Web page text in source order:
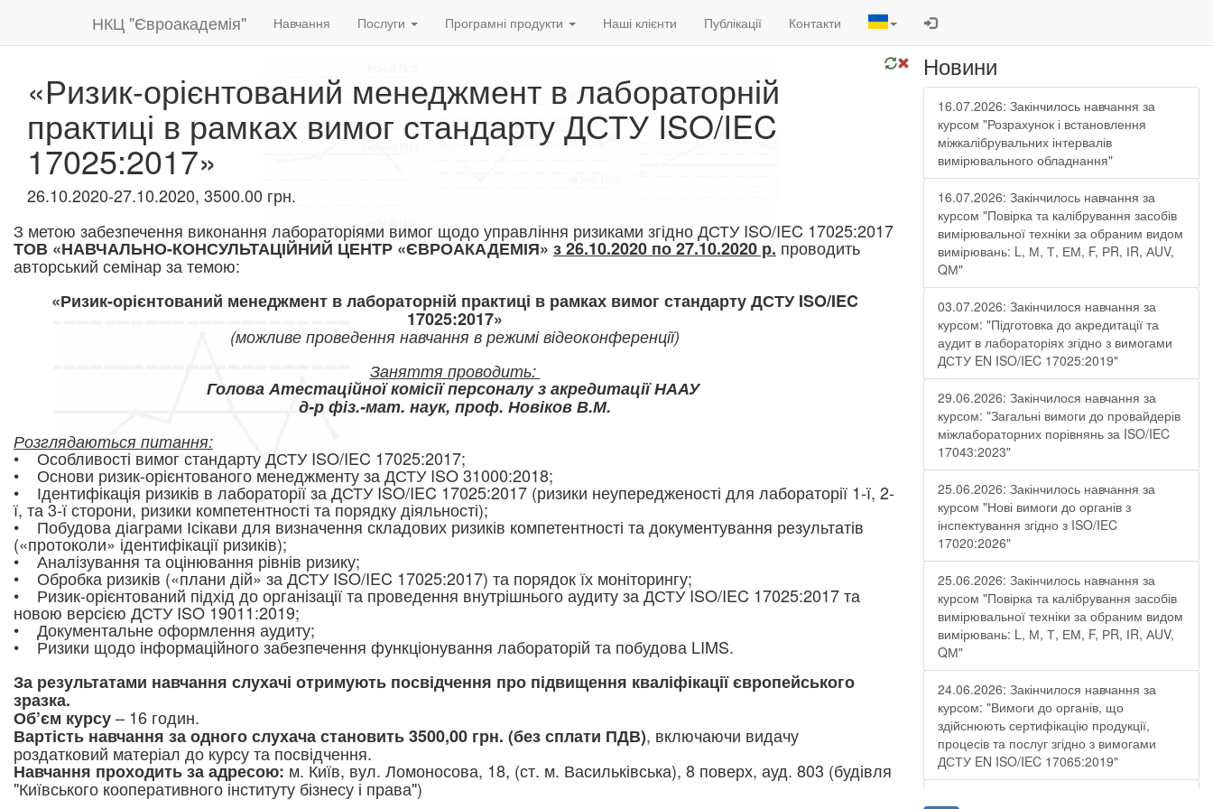
НКЦ "Євроакадемія" Навчання Послуги Програмні продукти Наші клієнти Публікації Контакти
«Ризик-орієнтований менеджмент в лабораторній
практиці в рамках вимог стандарту ДСТУ ISO/IEC
17025:2017»
26.10.2020-27.10.2020, 3500.00 грн.
З метою забезпечення виконання лабораторіями вимог щодо управління ризиками згідно ДСТУ ISO/IEC 17025:2017
ТОВ «НАВЧАЛЬНО-КОНСУЛЬТАЦІЙНИЙ ЦЕНТР «ЄВРОАКАДЕМІЯ» з 26.10.2020 по 27.10.2020 р. проводить
авторський семінар за темою:
«Ризик-орієнтований менеджмент в лабораторній практиці в рамках вимог стандарту ДСТУ ISO/IEC
17025:2017»
(можливе проведення навчання в режимі відеоконференції)
Заняття проводить:
Голова Атестаційної комісії персоналу з акредитації НААУ
д-р фіз.-мат. наук, проф. Новіков В.М.
Розглядаються питання:
• Особливості вимог стандарту ДСТУ ISO/IEC 17025:2017;
• Основи ризик-орієнтованого менеджменту за ДСТУ ISO 31000:2018;
• Ідентифікація ризиків в лабораторії за ДСТУ ISO/IEC 17025:2017 (ризики неупередженості для лабораторії 1-ї, 2-
ї, та 3-ї сторони, ризики компетентності та порядку діяльності);
• Побудова діаграми Ісікави для визначення складових ризиків компетентності та документування результатів
(«протоколи» ідентифікації ризиків);
• Аналізування та оцінювання рівнів ризику;
• Обробка ризиків («плани дій» за ДСТУ ISO/IEC 17025:2017) та порядок їх моніторингу;
• Ризик-орієнтований підхід до організації та проведення внутрішнього аудиту за ДСТУ ISO/IEC 17025:2017 та
новою версією ДСТУ ISO 19011:2019;
• Документальне оформлення аудиту;
• Ризики щодо інформаційного забезпечення функціонування лабораторій та побудова LIMS.
За результатами навчання слухачі отримують посвідчення про підвищення кваліфікації європейського
зразка.
Об’єм курсу– 16 годин.
Вартість навчання за одного слухача становить 3500,00 грн. (без сплати ПДВ), включаючи видачу
роздатковий матеріал до курсу та посвідчення.
Навчання проходить за адресою: м. Київ, вул. Ломоносова, 18, (ст. м. Васильківська), 8 поверх, ауд. 803 (будівля
"Київського кооперативного інституту бізнесу і права")
Новини
16.07.2026: Закінчилось навчання за
курсом "Розрахунок і встановлення
міжкалібрувальних інтервалів
вимірювального обладнання"
16.07.2026: Закінчилось навчання за
курсом "Повірка та калібрування засобів
вимірювальної техніки за обраним видом
вимірювань: L, М, Т, ЕМ, F, РR, ІR, АUV,
QМ"
03.07.2026: Закінчилося навчання за
курсом: "Підготовка до акредитації та
аудит в лабораторіях згідно з вимогами
ДСТУ EN ISO/IEC 17025:2019"
29.06.2026: Закінчилося навчання за
курсом: "Загальні вимоги до провайдерів
міжлабораторних порівнянь за ISO/IEC
17043:2023"
25.06.2026: Закінчилось навчання за
курсом "Нові вимоги до органів з
інспектування згідно з ISO/IEC
17020:2026"
25.06.2026: Закінчилось навчання за
курсом "Повірка та калібрування засобів
вимірювальної техніки за обраним видом
вимірювань: L, М, Т, ЕМ, F, РR, ІR, АUV,
QМ"
24.06.2026: Закінчилося навчання за
курсом: "Вимоги до органів, що
здійснюють сертифікацію продукції,
процесів та послуг згідно з вимогами
ДСТУ EN ISO/IEC 17065:2019"